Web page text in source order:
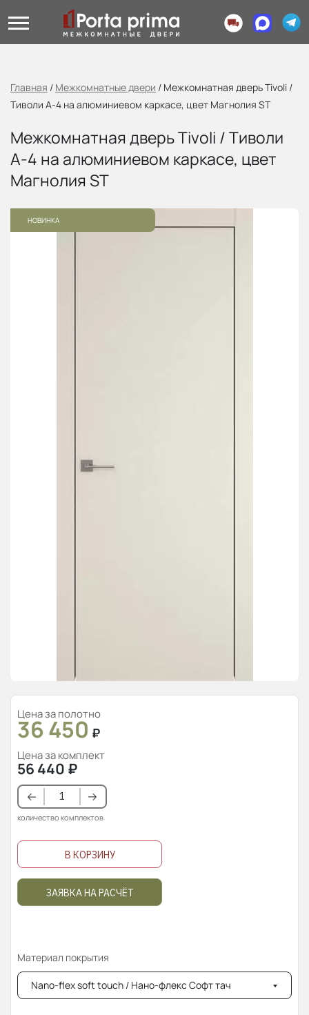
Главная / Межкомнатные двери / Межкомнатная дверь Tivoli /
Тиволи А-4 на алюминиевом каркасе, цвет Магнолия ST
Межкомнатная дверь Tivoli / Тиволи
А-4 на алюминиевом каркасе, цвет
Магнолия ST
НОВИНКА
Цена за полотно
36 450 ₽
Цена за комплект
56 440 ₽
количество комплектов
В КОРЗИНУ
ЗАЯВКА НА РАСЧЁТ
Материал покрытия
Nano-flex soft touch / Нано-флекс Софт тач